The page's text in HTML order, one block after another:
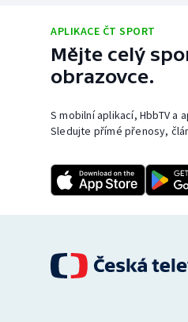
APLIKACE ČT SPORT
Mějte celý
obrazovce.
S mobilní aplikací, HbbTV
Sledujte přímé přenosy,